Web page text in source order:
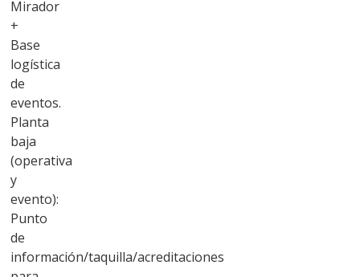
Mirador
+
Base
logística
de
eventos.
Planta
baja
(operativa
y
evento):
Punto
de
información/taquilla/acreditaciones